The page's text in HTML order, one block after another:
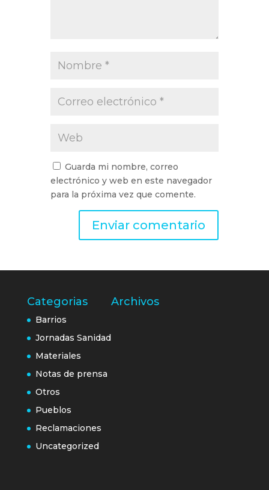
Guarda mi nombre, correo
electrónico y web en este navegador
para la próxima vez que comente.
Categorias
Barrios
Jornadas Sanidad
Materiales
Notas de prensa
Otros
Pueblos
Reclamaciones
Uncategorized
Archivos